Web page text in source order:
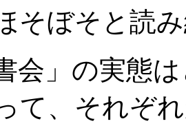
そぼそと読
会」の実態は
て、それぞ